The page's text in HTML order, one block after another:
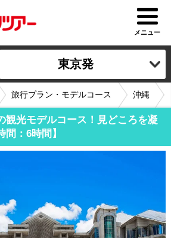
メニュー
東京発
旅行プラン・モデルコース 沖縄
観光モデルコース！見どころを凝
：6時間】